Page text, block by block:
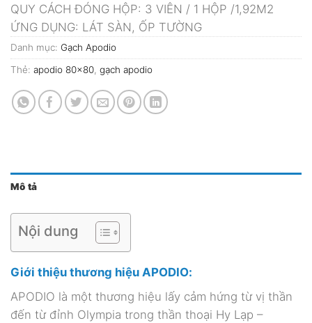
QUY CÁCH ĐÓNG HỘP: 3 VIÊN / 1 HỘP /1,92M2
ỨNG DỤNG: LÁT SÀN, ỐP TƯỜNG
Danh mục: Gạch Apodio
Thẻ: apodio 80x80 gạch apodio
Mô tả
Nội dung
Giới thiệu thương hiệu APODIO:
APODIO là một thương hiệu lấy cảm hứng từ vị thần
đến từ đỉnh Olympia trong thần thoại Hy Lạp –